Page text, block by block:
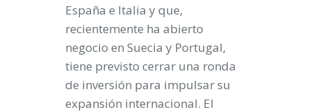
España e Italia y que,
recientemente ha abierto
negocio en Suecia y Portugal,
tiene previsto cerrar una ronda
de inversión para impulsar su
expansión internacional. El